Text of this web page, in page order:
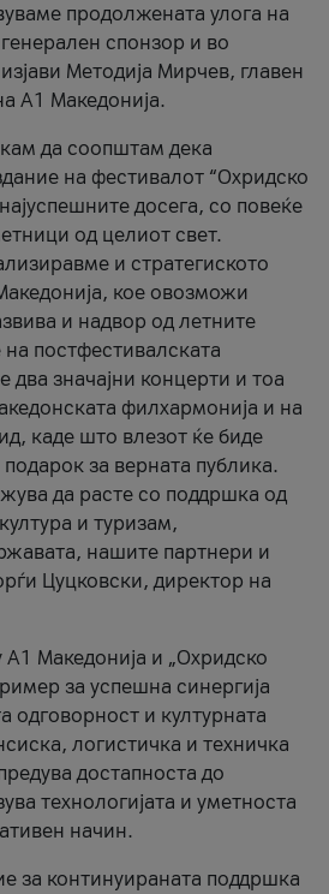
продолжената улога на
спонзор и во
Методија Мирчев, главен
A1 Македонија.
да соопштам дека
на фестивалот “Охридско
досега, со повеќе
од целиот свет.
и стратегиското
кое овозможи
и надвор од летните
постфестивалската
два значајни концерти и тоа
филхармонија и на
каде што влезот ќе биде
за верната публика.
да расте со поддршка од
и туризам,
нашите партнери и
Цуцковски, директор на
Македонија и „Охридско
за успешна синергија
одговорност и културната
логистичка и техничка
достапноста до
технологијата и уметноста
начин.
за континуираната поддршка